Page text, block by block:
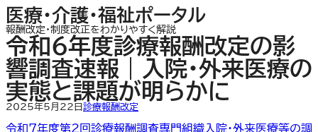
内
容
を
ス
キ
ッ
プ
医療・介護・福祉ポータル
報酬改定・制度改正をわかりやすく解説
令和6年度診療報酬改定の影
響調査速報｜入院・外来医療の
実態と課題が明らかに
2025年5月22日診療報酬改定
令和7年度第2回診療報酬調査専門組織入院・外来医療等の調